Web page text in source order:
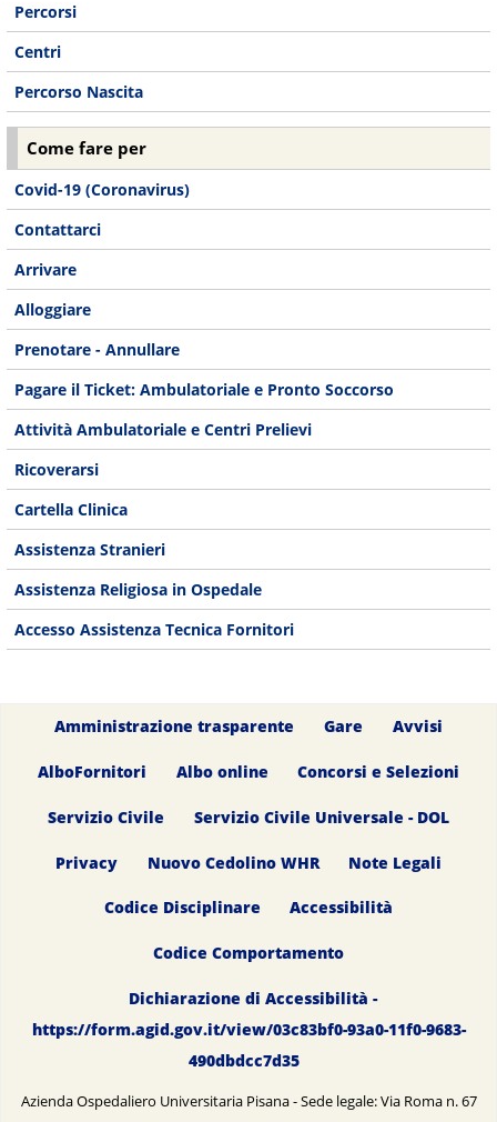
Percorsi
Centri
Percorso Nascita
Come fare per
Covid-19 (Coronavirus)
Contattarci
Arrivare
Alloggiare
Prenotare - Annullare
Pagare il Ticket: Ambulatoriale e Pronto Soccorso
Attività Ambulatoriale e Centri Prelievi
Ricoverarsi
Cartella Clinica
Assistenza Stranieri
Assistenza Religiosa in Ospedale
Accesso Assistenza Tecnica Fornitori
Amministrazione trasparente Gare Avvisi
AlboFornitori Albo online Concorsi e Selezioni
Servizio Civile Servizio Civile Universale - DOL
Privacy Nuovo Cedolino WHR Note Legali
Codice Disciplinare Accessibilità
Codice Comportamento
Dichiarazione di Accessibilità -
https://form.agid.gov.it/view/03c83bf0-93a0-11f0-9683-
490dbdcc7d35
Azienda Ospedaliero Universitaria Pisana - Sede legale: Via Roma n. 67